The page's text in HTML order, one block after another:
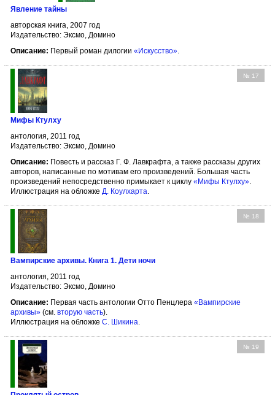
Явление тайны
авторская книга, 2007 год
Издательство: Эксмо, Домино
Описание: Первый роман дилогии «Искусство».
№ 17
Мифы Ктулху
антология, 2011 год
Издательство: Эксмо, Домино
Описание: Повесть и рассказ Г. Ф. Лавкрафта, а также рассказы других
авторов, написанные по мотивам его произведений. Большая часть
произведений непосредственно примыкает к циклу «Мифы Ктулху».
Иллюстрация на обложке Д. Коулхарта.
№ 18
Вампирские архивы. Книга 1. Дети ночи
антология, 2011 год
Издательство: Эксмо, Домино
Описание: Первая часть антологии Отто Пенцлера «Вампирские
архивы» (см. вторую часть).
Иллюстрация на обложке С. Шикина.
№ 19